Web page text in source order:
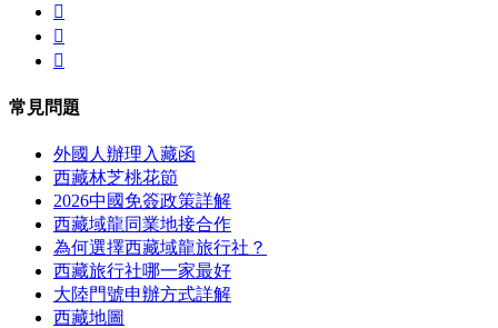



常見問題
外國人辦理入藏函
西藏林芝桃花節
2026中國免簽政策詳解
西藏域龍同業地接合作
為何選擇西藏域龍旅行社？
西藏旅行社哪一家最好
大陸門號申辦方式詳解
西藏地圖